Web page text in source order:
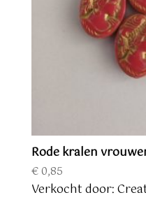
Rode kralen
€0,85
Verkocht door: